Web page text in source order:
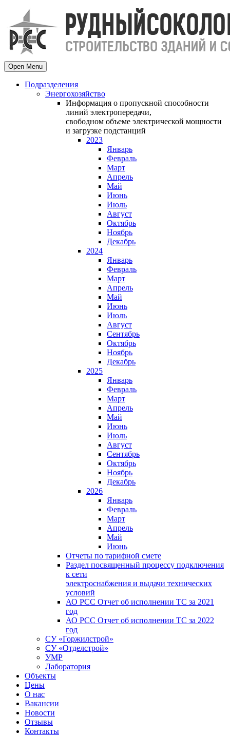
Open Menu
Подразделения
Энергохозяйство
Информация о пропускной способности
линий электропередачи,
свободном объеме электрической мощности
и загрузке подстанций
2023
Январь
Февраль
Март
Апрель
Май
Июнь
Июль
Август
Октябрь
Ноябрь
Декабрь
2024
Январь
Февраль
Март
Апрель
Май
Июнь
Июль
Август
Сентябрь
Октябрь
Ноябрь
Декабрь
2025
Январь
Февраль
Март
Апрель
Май
Июнь
Июль
Август
Сентябрь
Октябрь
Ноябрь
Декабрь
2026
Январь
Февраль
Март
Апрель
Май
Июнь
Отчеты по тарифной смете
Раздел посвященный процессу подключения
к сети
электроснабжения и выдачи технических
условий
АО РСС Отчет об исполнении ТС за 2021
год
АО РСС Отчет об исполнении ТС за 2022
год
СУ «Горжилстрой»
СУ «Отделстрой»
УМР
Лаборатория
Объекты
Цены
О нас
Вакансии
Новости
Отзывы
Контакты